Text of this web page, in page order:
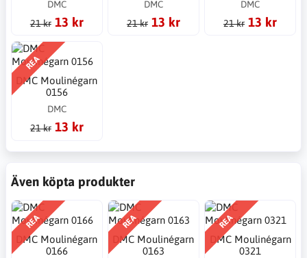
DMC
21 kr 13 kr
DMC
21 kr 13 kr
DMC
21 kr 13 kr
REA
DMC Moulinégarn
0156
DMC
21 kr 13 kr
Även köpta produkter
REA
DMC Moulinégarn
0166
REA
DMC Moulinégarn
0163
REA
DMC Moulinégarn
0321